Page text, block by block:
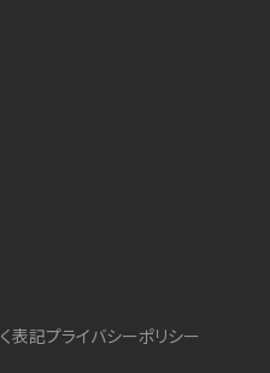
表記プライバシーポリシー